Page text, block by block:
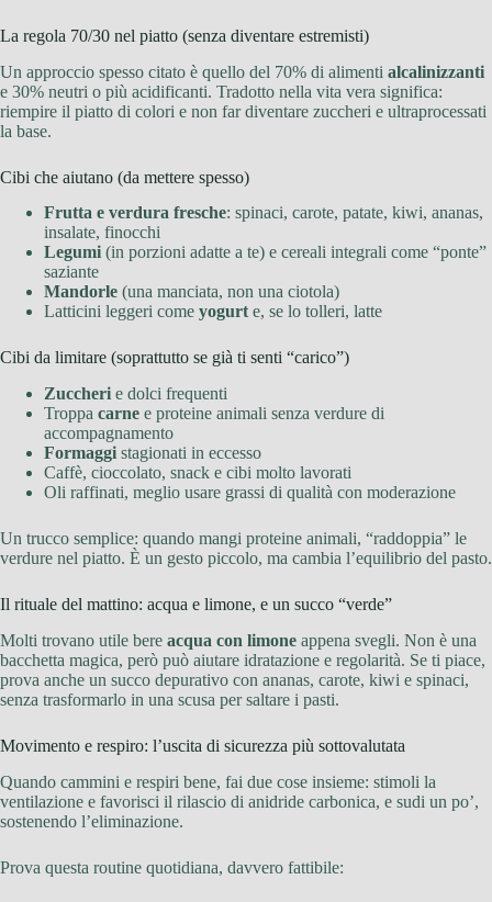
La regola 70/30 nel piatto (senza diventare estremisti)
Un approccio spesso citato è quello del 70% di alimenti alcalinizzanti
e 30% neutri o più acidificanti. Tradotto nella vita vera significa:
riempire il piatto di colori e non far diventare zuccheri e ultraprocessati
la base.
Cibi che aiutano (da mettere spesso)
Frutta e verdura fresche: spinaci, carote, patate, kiwi, ananas,
insalate, finocchi
Legumi (in porzioni adatte a te) e cereali integrali come “ponte”
saziante
Mandorle (una manciata, non una ciotola)
Latticini leggeri come yogurte, se lo tolleri, latte
Cibi da limitare (soprattutto se già ti senti “carico”)
Zuccheri e dolci frequenti
Troppa carne e proteine animali senza verdure di
accompagnamento
Formaggi stagionati in eccesso
Caffè, cioccolato, snack e cibi molto lavorati
Oli raffinati, meglio usare grassi di qualità con moderazione
Un trucco semplice: quando mangi proteine animali, “raddoppia” le
verdure nel piatto. È un gesto piccolo, ma cambia l’equilibrio del pasto.
Il rituale del mattino: acqua e limone, e un succo “verde”
Molti trovano utile bere acqua con limone appena svegli. Non è una
bacchetta magica, però può aiutare idratazione e regolarità. Se ti piace,
prova anche un succo depurativo con ananas, carote, kiwi e spinaci,
senza trasformarlo in una scusa per saltare i pasti.
Movimento e respiro: l’uscita di sicurezza più sottovalutata
Quando cammini e respiri bene, fai due cose insieme: stimoli la
ventilazione e favorisci il rilascio di anidride carbonica, e sudi un po’,
sostenendo l’eliminazione.
Prova questa routine quotidiana, davvero fattibile: